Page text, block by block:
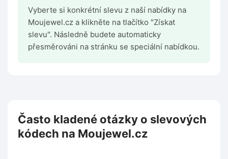
Vyberte si konkrétní slevu z naší nabídky na
Moujewel.cz a klikněte na tlačítko "Získat
slevu". Následně budete automaticky
přesměrováni na stránku se speciální nabídkou.
Často kladené otázky o slevových
kódech na Moujewel.cz